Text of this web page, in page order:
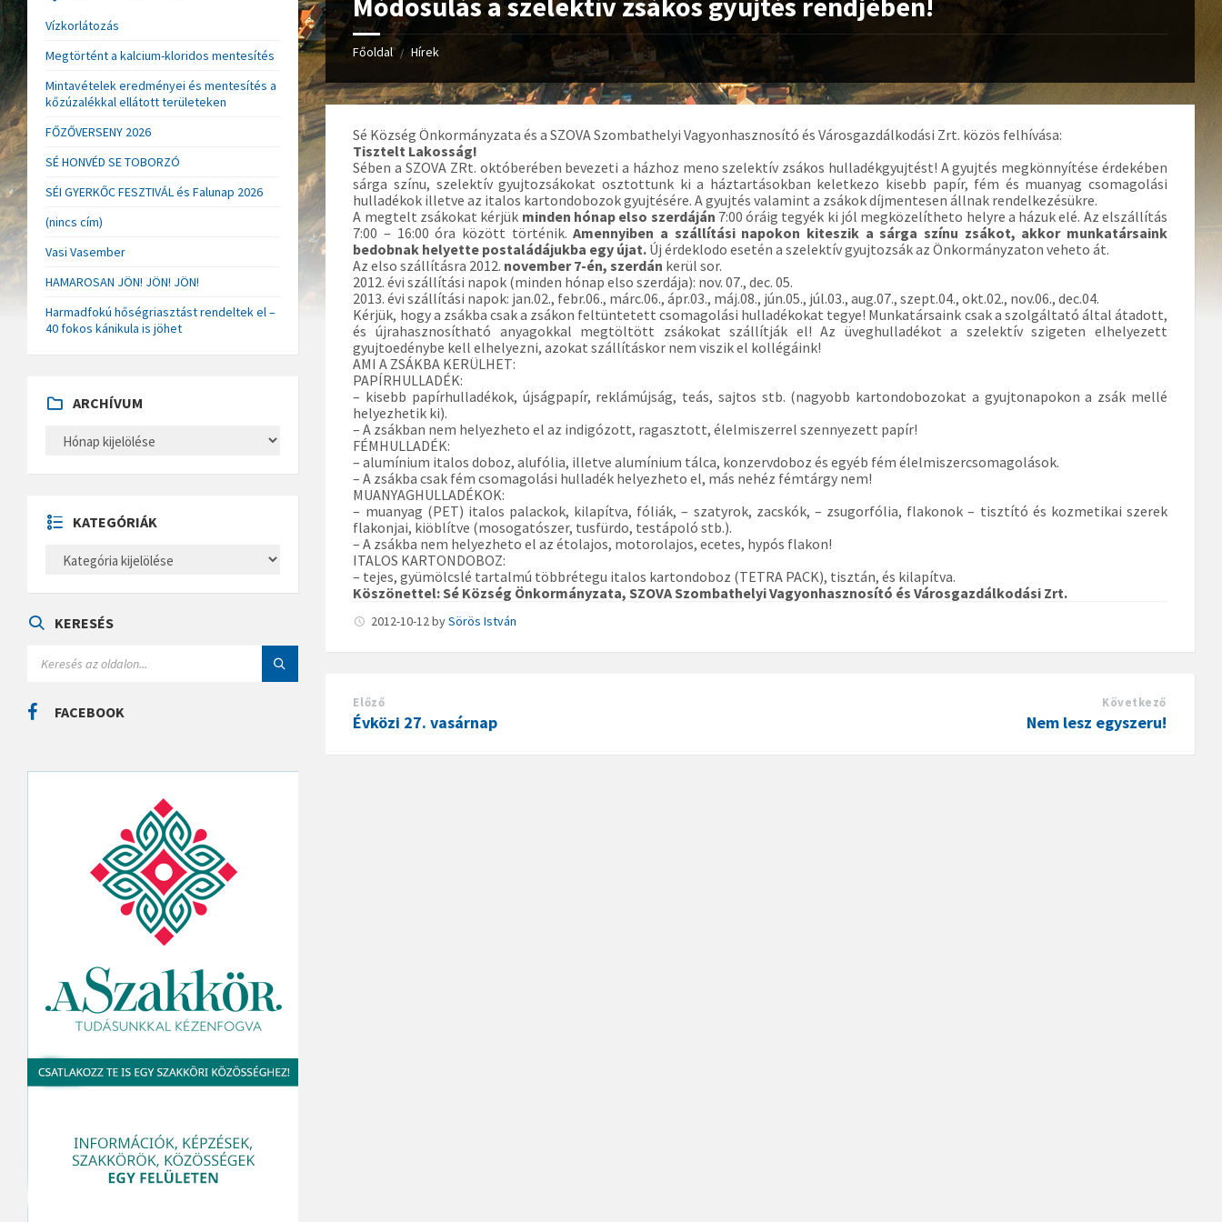
Főoldal / Hírek
Sé Község Önkormányzata és a SZOVA Szombathelyi Vagyonhasznosító és Városgazdálkodási Zrt. közös felhívása:
Tisztelt Lakosság!
Sében a SZOVA ZRt. októberében bevezeti a házhoz meno szelektív zsákos hulladékgyujtést! A gyujtés megkönnyítése érdekében
sárga színu, szelektív gyujtozsákokat osztottunk ki a háztartásokban keletkezo kisebb papír, fém és muanyag csomagolási
hulladékok illetve az italos kartondobozok gyujtésére. A gyujtés valamint a zsákok díjmentesen állnak rendelkezésükre.
A megtelt zsákokat kérjük minden hónap elso szerdáján 7:00 óráig tegyék ki jól megközelítheto helyre a házuk elé. Az elszállítás
7:00 – 16:00 óra között történik.Amennyiben a szállítási napokon kiteszik a sárga színu zsákot, akkor munkatársaink
bedobnak helyette postaládájukba egy újat. Új érdeklodo esetén a szelektív gyujtozsák az Önkormányzaton veheto át.
Az elso szállításra 2012. november 7-én, szerdán kerül sor.
2012. évi szállítási napok (minden hónap elso szerdája): nov. 07., dec. 05.
2013. évi szállítási napok: jan.02., febr.06., márc.06., ápr.03., máj.08., jún.05., júl.03., aug.07., szept.04., okt.02., nov.06., dec.04.
Kérjük, hogy a zsákba csak a zsákon feltüntetett csomagolási hulladékokat tegye! Munkatársaink csak a szolgáltató által átadott,
és újrahasznosítható anyagokkal megtöltött zsákokat szállítják el! Az üveghulladékot a szelektív szigeten elhelyezett
gyujtoedénybe kell elhelyezni, azokat szállításkor nem viszik el kollégáink!
AMI A ZSÁKBA KERÜLHET:
PAPÍRHULLADÉK:
– kisebb papírhulladékok, újságpapír, reklámújság, teás, sajtos stb. (nagyobb kartondobozokat a gyujtonapokon a zsák mellé
helyezhetik ki).
– A zsákban nem helyezheto el az indigózott, ragasztott, élelmiszerrel szennyezett papír!
FÉMHULLADÉK:
– alumínium italos doboz, alufólia, illetve alumínium tálca, konzervdoboz és egyéb fém élelmiszercsomagolások.
– A zsákba csak fém csomagolási hulladék helyezheto el, más nehéz fémtárgy nem!
MUANYAGHULLADÉKOK:
– muanyag (PET) italos palackok, kilapítva, fóliák, – szatyrok, zacskók, – zsugorfólia, flakonok – tisztító és kozmetikai szerek
flakonjai, kiöblítve (mosogatószer, tusfürdo, testápoló stb.).
– A zsákba nem helyezheto el az étolajos, motorolajos, ecetes, hypós flakon!
ITALOS KARTONDOBOZ:
– tejes, gyümölcslé tartalmú többrétegu italos kartondoboz (TETRA PACK), tisztán, és kilapítva.
Köszönettel: Sé Község Önkormányzata, SZOVA Szombathelyi Vagyonhasznosító és Városgazdálkodási Zrt.
2012-10-12bySörös István
Előző
Évközi 27. vasárnap
Következő
Nem lesz egyszeru!
Vízkorlátozás
Megtörtént a kalcium-kloridos mentesítés
Mintavételek eredményei és mentesítés a
kőzúzalékkal ellátott területeken
FŐZŐVERSENY 2026
SÉ HONVÉD SE TOBORZÓ
SÉI GYERKŐC FESZTIVÁL és Falunap 2026
(nincs cím)
Vasi Vasember
HAMAROSAN JÖN! JÖN! JÖN!
Harmadfokú hőségriasztást rendeltek el –
40 fokos kánikula is jöhet
ARCHÍVUM
H
U
M
KATEGÓRIÁK
E
Á
KERESÉS
C
H
FACEBOOK